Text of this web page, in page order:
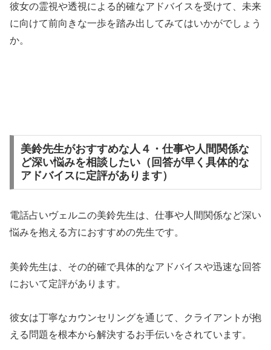
彼女の霊視や透視による的確なアドバイスを受けて、未来
に向けて前向きな一歩を踏み出してみてはいかがでしょう
か。
美鈴先生がおすすめな人４・仕事や人間関係な
ど深い悩みを相談したい（回答が早く具体的な
アドバイスに定評があります）
電話占いヴェルニの美鈴先生は、仕事や人間関係など深い
悩みを抱える方におすすめの先生です。
美鈴先生は、その的確で具体的なアドバイスや迅速な回答
において定評があります。
彼女は丁寧なカウンセリングを通じて、クライアントが抱
える問題を根本から解決するお手伝いをされています。